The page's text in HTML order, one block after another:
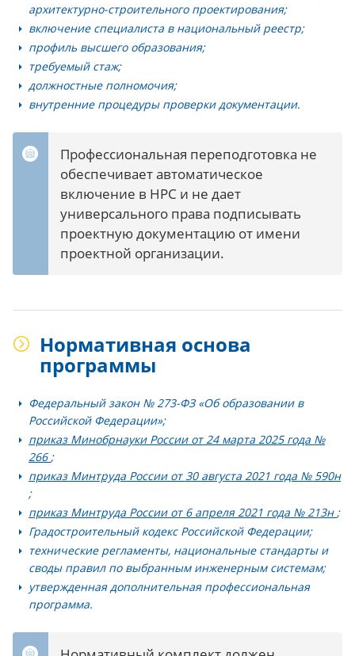
архитектурно-строительного проектирования;
включение специалиста в национальный реестр;
профиль высшего образования;
требуемый стаж;
должностные полномочия;
внутренние процедуры проверки документации.
Профессиональная переподготовка не
обеспечивает автоматическое
включение в НРС и не дает
универсального права подписывать
проектную документацию от имени
проектной организации.
Нормативная основа
программы
Федеральный закон № 273-ФЗ «Об образовании в
Российской Федерации»;
приказ Минобрнауки России от 24 марта 2025 года №
266 ;
приказ Минтруда России от 30 августа 2021 года № 590н
;
приказ Минтруда России от 6 апреля 2021 года № 213н ;
Градостроительный кодекс Российской Федерации;
технические регламенты, национальные стандарты и
своды правил по выбранным инженерным системам;
утвержденная дополнительная профессиональная
программа.